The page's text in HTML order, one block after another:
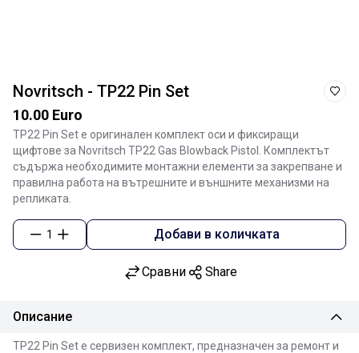
Novritsch - TP22 Pin Set
10.00 Euro
TP22 Pin Set е оригинален комплект оси и фиксиращи
щифтове за Novritsch TP22 Gas Blowback Pistol. Комплектът
съдържа необходимите монтажни елементи за закрепване и
правилна работа на вътрешните и външните механизми на
репликата.
1 Добави в количката
Сравни Share
Описание
TP22 Pin Set е сервизен комплект, предназначен за ремонт и